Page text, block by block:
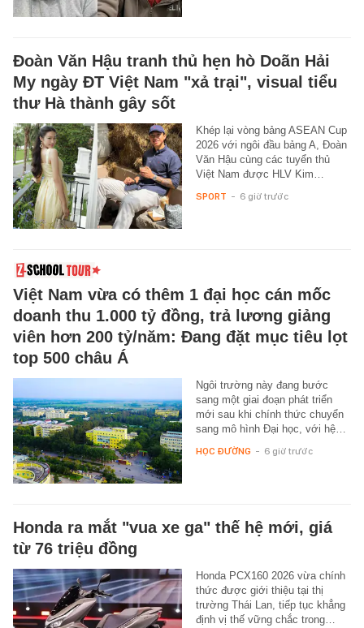
Đoàn Văn Hậu tranh thủ hẹn hò Doãn Hải
My ngày ĐT Việt Nam "xả trại", visual tiểu
thư Hà thành gây sốt
Khép lại vòng bảng ASEAN Cup
2026 với ngôi đầu bảng A, Đoàn
Văn Hậu cùng các tuyển thủ
Việt Nam được HLV Kim…
SPORT - 6 giờ trước
Việt Nam vừa có thêm 1 đại học cán mốc
doanh thu 1.000 tỷ đồng, trả lương giảng
viên hơn 200 tỷ/năm: Đang đặt mục tiêu lọt
top 500 châu Á
Ngôi trường này đang bước
sang một giai đoạn phát triển
mới sau khi chính thức chuyển
sang mô hình Đại học, với hệ…
HỌC ĐƯỜNG - 6 giờ trước
Honda ra mắt "vua xe ga" thế hệ mới, giá
từ 76 triệu đồng
Honda PCX160 2026 vừa chính
thức được giới thiệu tại thị
trường Thái Lan, tiếp tục khẳng
định vị thế vững chắc trong…